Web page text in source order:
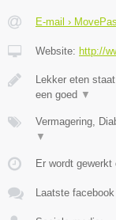
E-mail ›
Website: http://
Lekker eten
een goed ▼
Vermagering,
▼
Er wordt gewerkt
Laatste